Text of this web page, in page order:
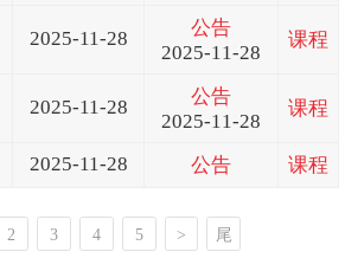
2025-11-28
公告
2025-11-28
课程
2025-11-28
公告
2025-11-28
课程
2025-11-28 公告 课程
2 3 4 5 >
尾